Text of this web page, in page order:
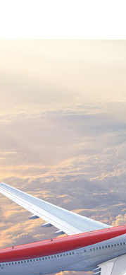
울대 공대 교수…이병태
인바운드·남쪽 아웃바
, 폭염경보로 하향
4개 면 특별재난지역 선
은 계급 임용…희망지 못
많은 비[내일날씨]
메모리 수요 선제 대
투란VC 입단
축구 '5승 2무'
마감